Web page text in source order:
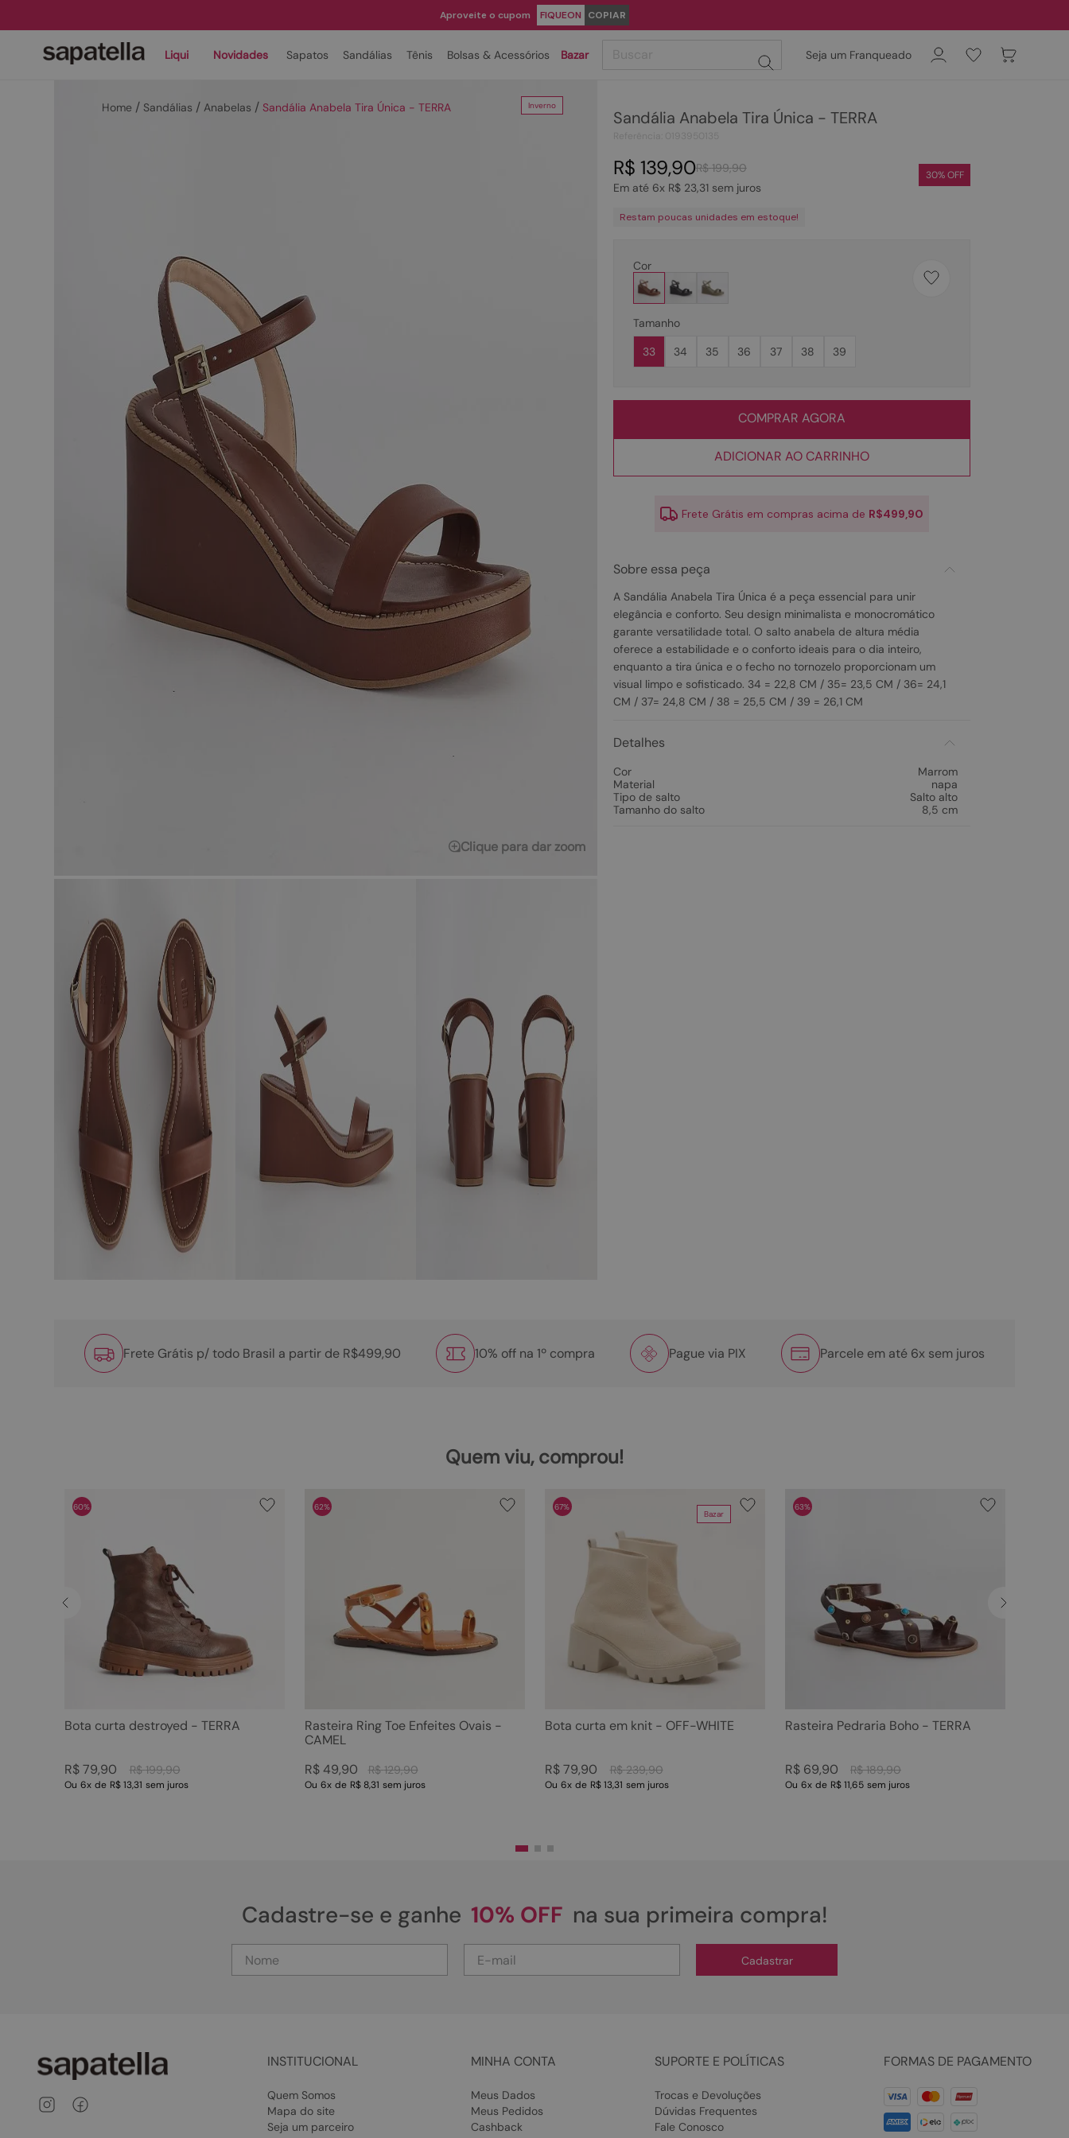
Aproveite o cupom FIQUEON COPIAR
Liqui Novidades Sapatos Sandálias Tênis Bolsas & Acessórios Bazar Seja um Franqueado
Sandálias Anabelas Sandália Anabela Tira Única - TERRA Inverno
Clique para dar zoom
Sandália Anabela Tira Única - TERRA
R$ 199,90
R$ 139,90
Em até 6x R$ 23,31sem juros
30% OFF
Restam poucas unidades em estoque!
Cor
Tamanho
33
34 35 36 37 38 39
COMPRAR AGORA
ADICIONAR AO CARRINHO
Frete Grátis em compras acima de R$499,90
Sobre essa peça
A Sandália Anabela Tira Única é a peça essencial para unir
elegância e conforto. Seu design minimalista e monocromático
garante versatilidade total. O salto anabela de altura média
oferece a estabilidade e o conforto ideais para o dia inteiro,
enquanto a tira única e o fecho no tornozelo proporcionam um
visual limpo e sofisticado. 34 = 22,8 CM / 35= 23,5 CM / 36= 24,1
CM / 37= 24,8 CM / 38 = 25,5 CM / 39 = 26,1 CM
Detalhes
Cor
Marrom
Material
napa
Tipo de salto
Salto alto
Tamanho do salto
8,5 cm
Frete Grátis p/ todo Brasil a partir de R$499,90 10% off na 1º compra Pague via PIX Parcele em até 6x sem juros
Quem viu, comprou!
60%
Bota curta destroyed - TERRA
R$ 199,90
R$ 79,90
Ou 6x de R$ 13,31 sem juros
62%
Rasteira Ring Toe Enfeites Ovais -
CAMEL
R$ 129,90
R$ 49,90
Ou 6x de R$ 8,31 sem juros
Bazar
67%
Bota curta em knit - OFF-WHITE
R$ 239,90
R$ 79,90
Ou 6x de R$ 13,31 sem juros
63%
Rasteira Pedraria Boho - TERRA
R$ 189,90
R$ 69,90
Ou 6x de R$ 11,65 sem juros
Cadastre-se e ganhe 10% OFF na sua primeira compra!
Cadastrar
INSTITUCIONAL
Quem Somos
Mapa do site
Seja um parceiro
MINHA CONTA
Meus Dados
Meus Pedidos
Cashback
SUPORTE E POLÍTICAS
Trocas e Devoluções
Dúvidas Frequentes
Fale Conosco
FORMAS DE PAGAMENTO
TERMOS MAIS BUSCADOS